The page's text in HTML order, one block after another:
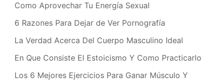
Como Aprovechar Tu Energía Sexual
6 Razones Para Dejar de Ver Pornografía
La Verdad Acerca Del Cuerpo Masculino Ideal
En Que Consiste El Estoicismo Y Como Practicarlo
Los 6 Mejores Ejercicios Para Ganar Músculo Y